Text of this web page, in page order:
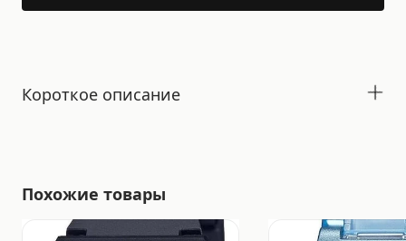
Короткое описание
Похожие товары